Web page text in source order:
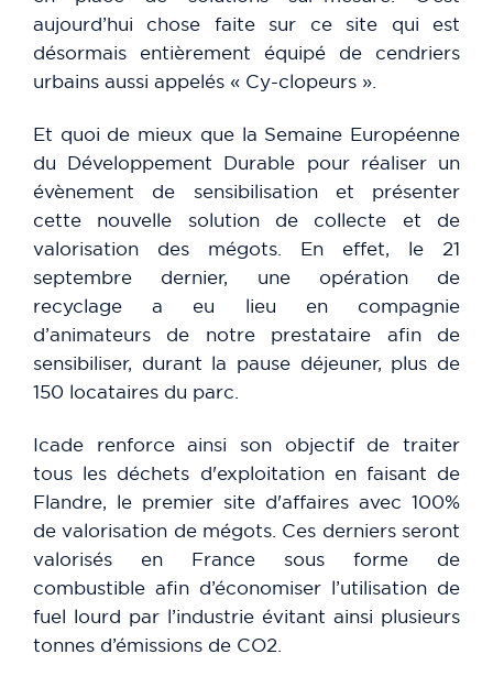
aujourd’hui chose faite sur ce site qui est
désormais entièrement équipé de cendriers
urbains aussi appelés « Cy-clopeurs ».
Et quoi de mieux que la Semaine Européenne
du Développement Durable pour réaliser un
évènement de sensibilisation et présenter
cette nouvelle solution de collecte et de
valorisation des mégots. En effet, le 21
septembre dernier, une opération de
recyclage a eu lieu en compagnie
d’animateurs de notre prestataire afin de
sensibiliser, durant la pause déjeuner, plus de
150 locataires du parc.
Icade renforce ainsi son objectif de traiter
tous les déchets d'exploitation en faisant de
Flandre, le premier site d'affaires avec 100%
de valorisation de mégots. Ces derniers seront
valorisés en France sous forme de
combustible afin d’économiser l’utilisation de
fuel lourd par l’industrie évitant ainsi plusieurs
tonnes d’émissions de CO2.